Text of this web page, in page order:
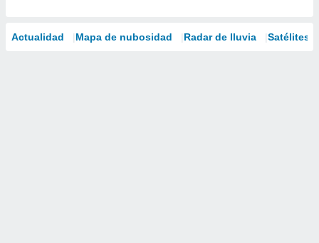
Actualidad Mapa de nubosidad Radar de lluvia Satélites